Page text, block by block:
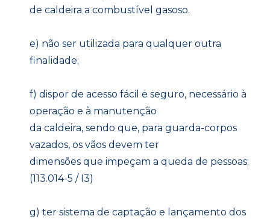
de caldeira a combustível gasoso.
e) não ser utilizada para qualquer outra
finalidade;
f) dispor de acesso fácil e seguro, necessário à
operação e à manutenção
da caldeira, sendo que, para guarda-corpos
vazados, os vãos devem ter
dimensões que impeçam a queda de pessoas;
(113.014-5 / I3)
g) ter sistema de captação e lançamento dos